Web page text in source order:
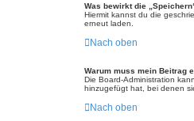
Was bewirkt die
Hiermit kannst du die
erneut laden.
Nach oben
Warum muss mein Beitrag
Die Board-Administration
hinzugefügt hat, bei denen
Nach oben